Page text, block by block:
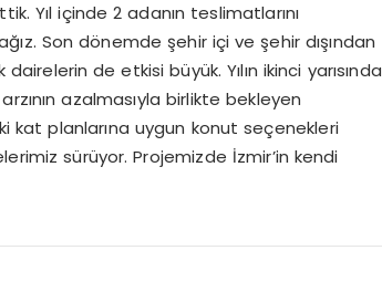
Yıl içinde 2 adanın teslimatlarını
Son dönemde şehir içi ve şehir dışından
de etkisi büyük. Yılın ikinci yarısında
azalmasıyla birlikte bekleyen
kat planlarına uygun konut seçenekleri
sürüyor. Projemizde İzmir’in kendi